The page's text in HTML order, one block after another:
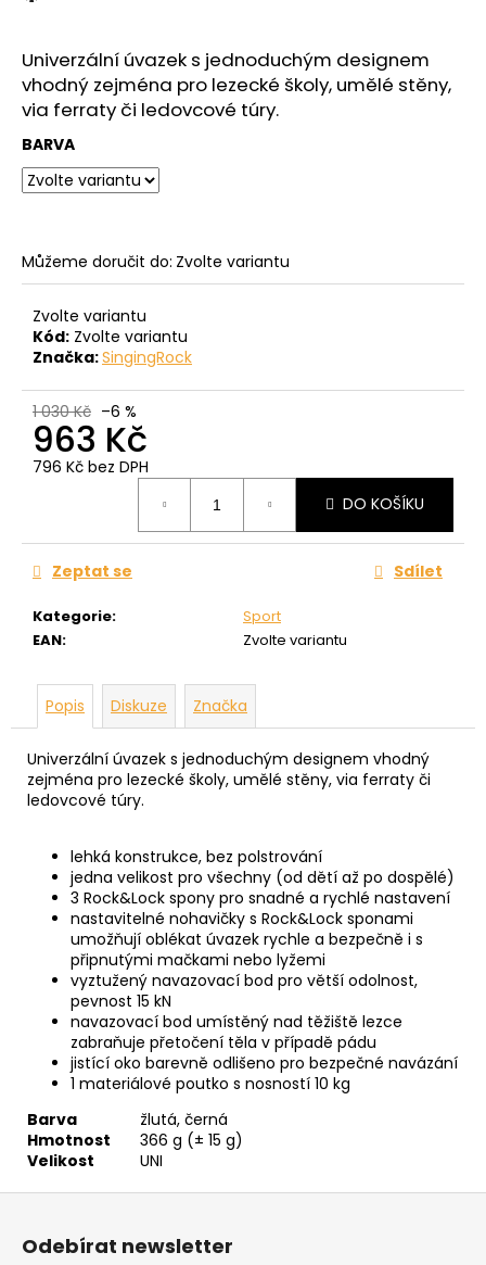
hvězdiček.
Univerzální úvazek s jednoduchým designem
vhodný zejména pro lezecké školy, umělé stěny,
via ferraty či ledovcové túry.
BARVA
Můžeme doručit do: Zvolte variantu
Zvolte variantu
Kód: Zvolte variantu
Značka:SingingRock
1 030 Kč –6 %
963 Kč
796 Kč bez DPH
DO KOŠÍKU
Kategorie:
Sport
EAN: Zvolte variantu
Zeptat se Sdílet
Popis Diskuze Značka
Univerzální úvazek s jednoduchým designem vhodný
zejména pro lezecké školy, umělé stěny, via ferraty či
ledovcové túry.
lehká konstrukce, bez polstrování
jedna velikost pro všechny (od dětí až po dospělé)
3 Rock&Lock spony pro snadné a rychlé nastavení
nastavitelné nohavičky s Rock&Lock sponami
umožňují oblékat úvazek rychle a bezpečně i s
připnutými mačkami nebo lyžemi
vyztužený navazovací bod pro větší odolnost,
pevnost 15 kN
navazovací bod umístěný nad těžiště lezce
zabraňuje přetočení těla v případě pádu
jistící oko barevně odlišeno pro bezpečné navázání
1 materiálové poutko s nosností 10 kg
Barva
žlutá, černá
Hmotnost
366 g (± 15 g)
Velikost
UNI
j
e
m
e
Z
Odebírat newsletter